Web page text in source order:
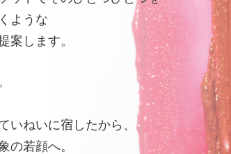
ような
案します。
いねいに宿したから、
の若顔へ。